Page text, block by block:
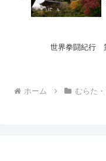
世界拳闘紀行
ホーム むらた